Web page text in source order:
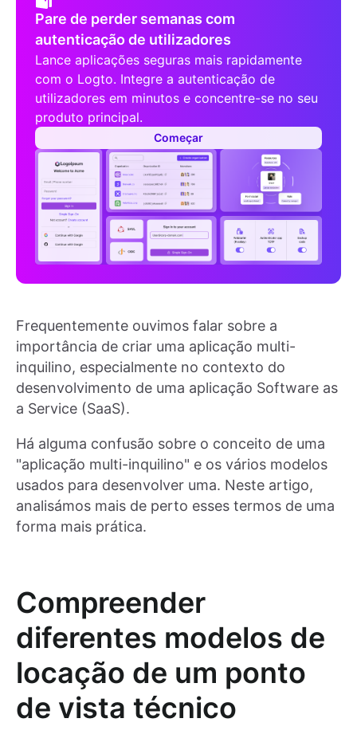
Pare de perder semanas com
autenticação de utilizadores
Lance aplicações seguras mais rapidamente
com o Logto. Integre a autenticação de
utilizadores em minutos e concentre-se no seu
produto principal.
Começar
Frequentemente ouvimos falar sobre a
importância de criar uma aplicação multi-
inquilino, especialmente no contexto do
desenvolvimento de uma aplicação Software as
a Service (SaaS).
Há alguma confusão sobre o conceito de uma
"aplicação multi-inquilino" e os vários modelos
usados para desenvolver uma. Neste artigo,
analisámos mais de perto esses termos de uma
forma mais prática.
Compreender
diferentes modelos de
locação de um ponto
de vista técnico